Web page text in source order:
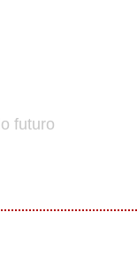
futuro